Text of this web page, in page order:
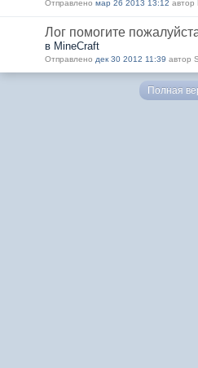
Отправлено мар 26 2013 13:12 автор
Лог помогите
в MineCraft
Отправлено дек 30 2012 11:39 автор
Полная